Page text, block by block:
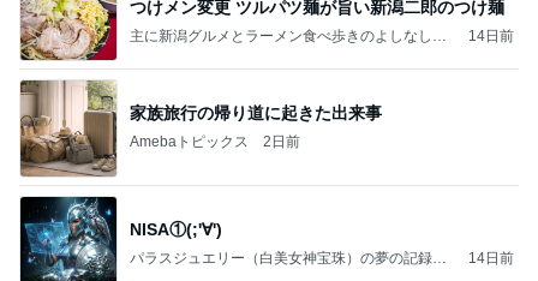
つけメン変更 ツルパツ麺が旨い新潟二郎のつけ麺
主に新潟グルメとラーメン食べ歩きのよしなしご
14日前
家族旅行の帰り道に起きた出来事
Amebaトピックス 2日前
NISA①(;'∀')
パラスジュエリー（白美女神宝珠）の夢の記録
14日前